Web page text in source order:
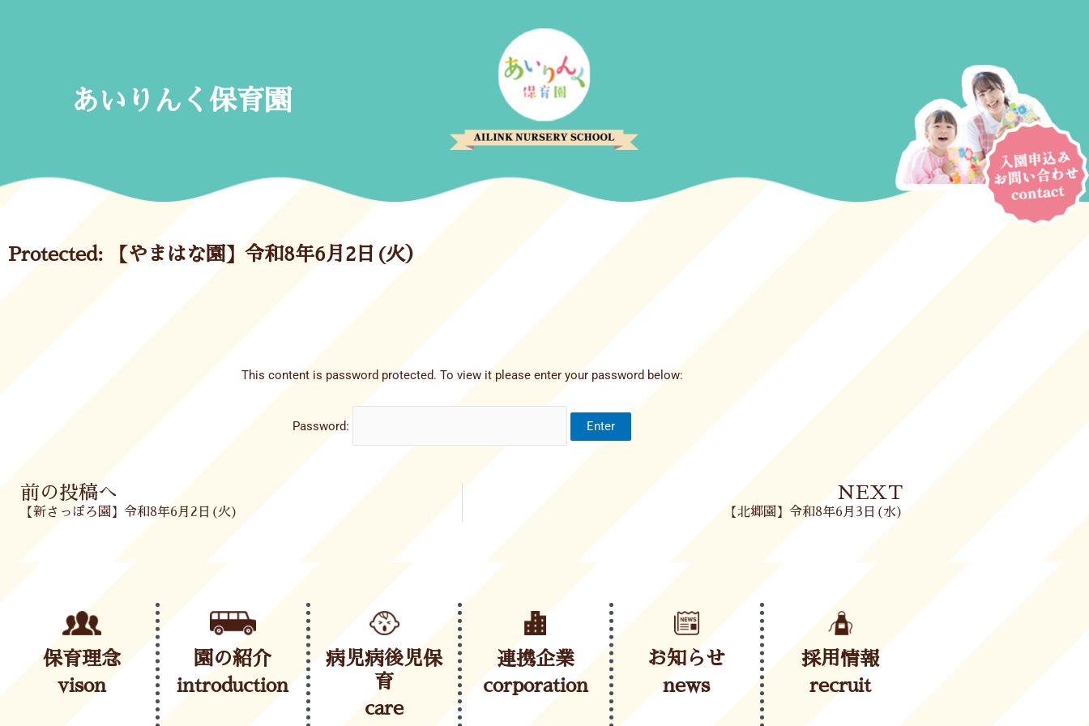
あいりんく保育園
Protected: 【やまはな園】令和8年6月2日(火）
This content is password protected. To view it please enter your password below:
Password:
Prev
前の投稿へ
【新さっぽろ園】令和8年6月2日(火)
NEXT
【北郷園】令和8年6月3日(水)
保育理念
vison
園の紹介
introduction
病児病後児保
育
care
連携企業
corporation
お知らせ
news
採用情報
recruit